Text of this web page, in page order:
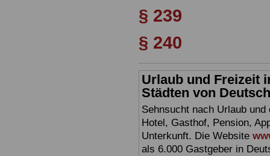
§ 239
§ 240
Urlaub und Freizeit
Städten von
Sehnsucht nach Urlaub
Hotel, Gasthof, Pension,
Unterkunft. Die Website
als 6.000 Gastgeber in